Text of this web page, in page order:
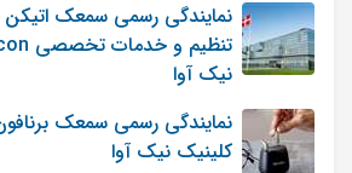
نمایندگی رسمی سمعک اتیکن
نیک آوا
نمایندگی رسمی سمعک
کلینیک نیک آوا